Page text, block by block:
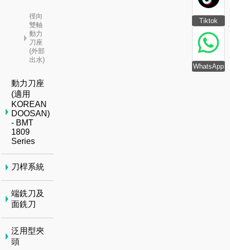
Tiktok
WhatsApp
徑向
雙軸
動力
刀座
(外部
出水)
動力刀座
(適用
KOREAN
DOOSAN)
- BMT
1809
Series
刀桿系統
端銑刀及
面銑刀
泛用型夾
頭